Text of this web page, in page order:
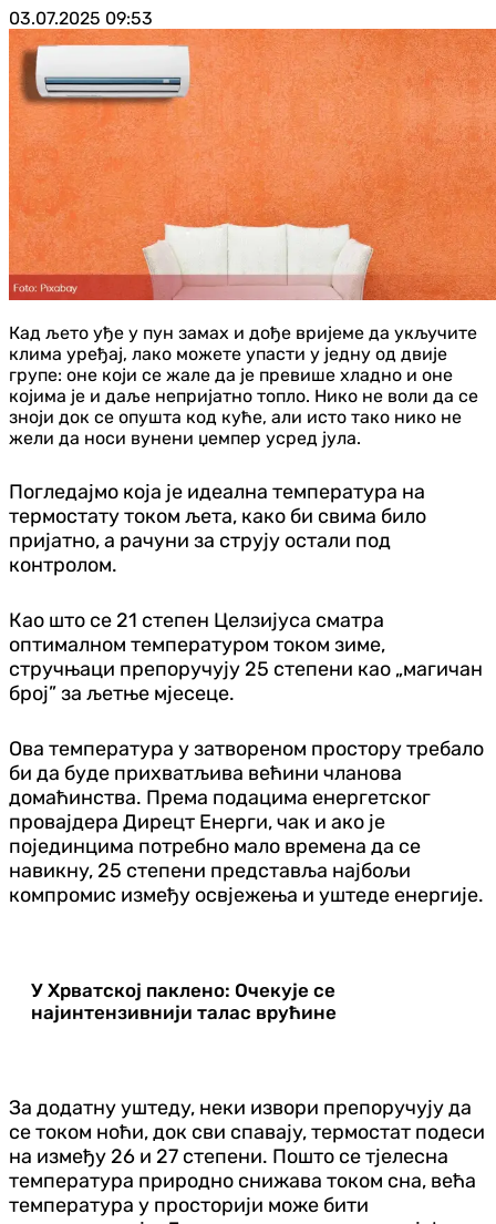
03.07.2025 09:53
Кад љето уђе у пун замах и дође вријеме да укључите
клима уређај, лако можете упасти у једну од двије
групе: оне који се жале да је превише хладно и оне
којима је и даље непријатно топло. Нико не воли да се
зноји док се опушта код куће, али исто тако нико не
жели да носи вунени џемпер усред јула.
Погледајмо која је идеална температура на
термостату током љета, како би свима било
пријатно, а рачуни за струју остали под
контролом.
Као што се 21 степен Целзијуса сматра
оптималном температуром током зиме,
стручњаци препоручују 25 степени као „магичан
број” за љетње мјесеце.
Ова температура у затвореном простору требало
би да буде прихватљива већини чланова
домаћинства. Према подацима енергетског
провајдера Дирецт Енерги, чак и ако је
појединцима потребно мало времена да се
навикну, 25 степени представља најбољи
компромис између освјежења и уштеде енергије.
У Хрватској паклено: Очекује се
најинтензивнији талас врућине
За додатну уштеду, неки извори препоручују да
се током ноћи, док сви спавају, термостат подеси
на између 26 и 27 степени. Пошто се тјелесна
температура природно снижава током сна, већа
температура у просторији може бити